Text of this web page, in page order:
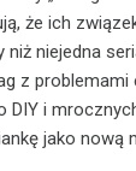
że ich
niż niejedna
z problemami
DIY i
jako nową